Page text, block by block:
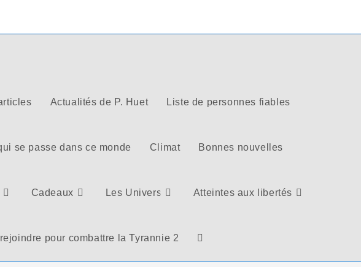
Actualités de P. Huet Liste de personnes fiables
se passe dans ce monde Climat Bonnes nouvelles
Cadeaux Les Univers Atteintes aux libertés
pour combattre la Tyrannie 2